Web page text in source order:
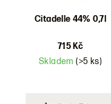
Citadelle 44% 0,7l
715 Kč
Skladem(>5 ks)